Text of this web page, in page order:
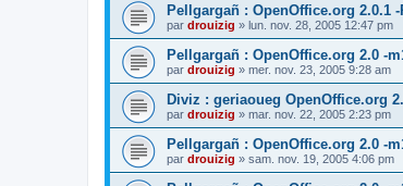
Pellgargañ : OpenOffice.org 2.0.1
par drouizig » lun. nov. 28, 2005 12:47 pm
Pellgargañ : OpenOffice.org 2.0 -
par drouizig » mer. nov. 23, 2005 9:28 am
Diviz : geriaoueg OpenOffice.org
par drouizig » mar. nov. 22, 2005 2:23 pm
Pellgargañ : OpenOffice.org 2.0 -
par drouizig » sam. nov. 19, 2005 4:06 pm